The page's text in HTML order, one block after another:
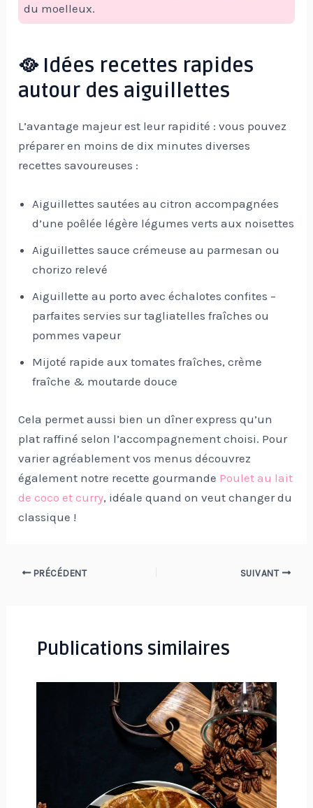
du moelleux.
🥘 Idées recettes rapides
autour des aiguillettes
L’avantage majeur est leur rapidité : vous pouvez
préparer en moins de dix minutes diverses
recettes savoureuses :
Aiguillettes sautées au citron accompagnées
d’une poêlée légère légumes verts aux noisettes
Aiguillettes sauce crémeuse au parmesan ou
chorizo relevé
Aiguillette au porto avec échalotes confites –
parfaites servies sur tagliatelles fraîches ou
pommes vapeur
Mijoté rapide aux tomates fraîches, crème
fraîche & moutarde douce
Cela permet aussi bien un dîner express qu’un
plat raffiné selon l’accompagnement choisi. Pour
varier agréablement vos menus découvrez
également notre recette gourmande Poulet au lait
de coco et curry, idéale quand on veut changer du
classique !
Navigation
PRÉCÉDENT SUIVANT
Publications similaires